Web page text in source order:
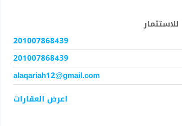
للاستثمار
201007868439
201007868439
alaqariah12@gmail.com
اعرض العقارات